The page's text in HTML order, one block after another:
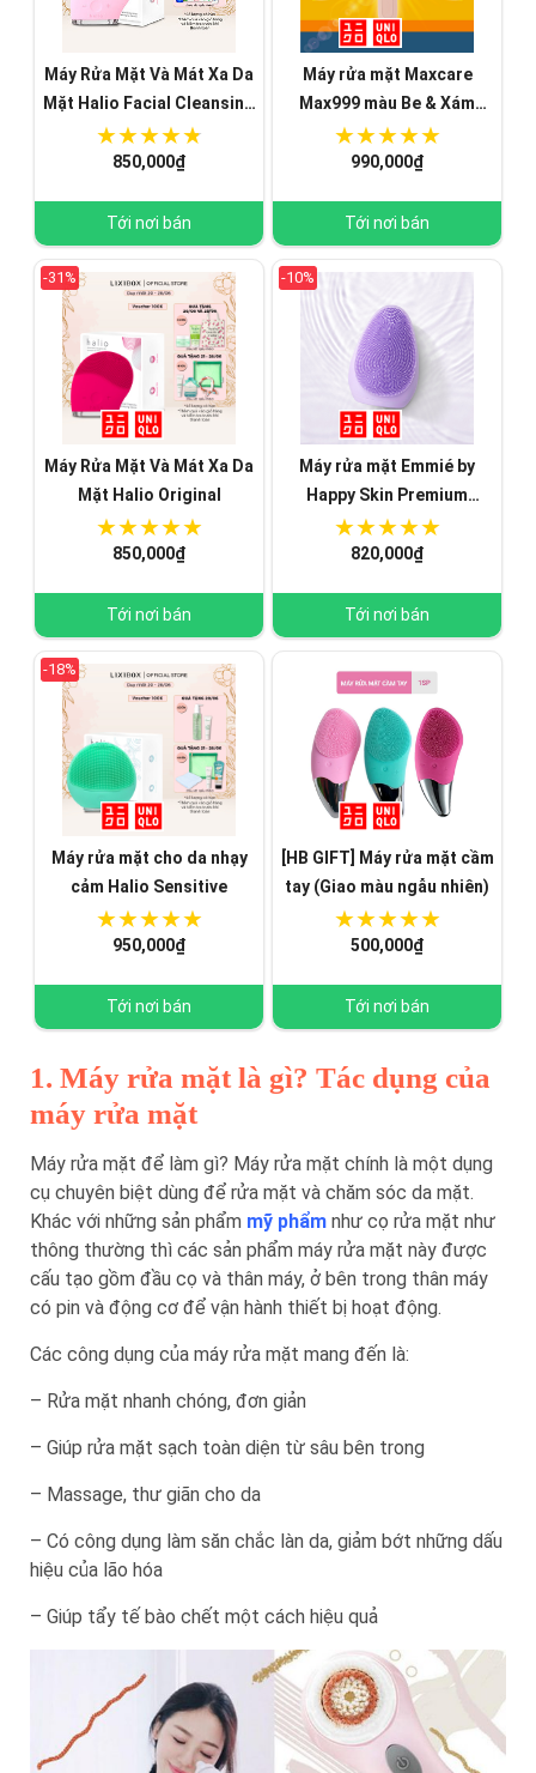
Máy Rửa Mặt Và Mát Xa Da
Mặt Halio Facial Cleansing
& Massaging Device
850,000₫
Tới nơi bán
Máy rửa mặt Maxcare
Max999 màu Be & Xám
(sạch lớp trang điểm - dầu
thừa - bụi bẩn trong 1 phút)
990,000₫
Tới nơi bán
-31%
Máy Rửa Mặt Và Mát Xa Da
Mặt Halio Original
850,000₫
Tới nơi bán
-10%
Máy rửa mặt Emmié by
Happy Skin Premium
Cleansing Brush
820,000₫
Tới nơi bán
-18%
Máy rửa mặt cho da nhạy
cảm Halio Sensitive
950,000₫
Tới nơi bán
[HB GIFT] Máy rửa mặt cầm
tay (Giao màu ngẫu nhiên)
500,000₫
Tới nơi bán
1. Máy rửa mặt là gì? Tác dụng của
máy rửa mặt
Máy rửa mặt để làm gì? Máy rửa mặt chính là một dụng
cụ chuyên biệt dùng để rửa mặt và chăm sóc da mặt.
Khác với những sản phẩm mỹ phẩm như cọ rửa mặt như
thông thường thì các sản phẩm máy rửa mặt này được
cấu tạo gồm đầu cọ và thân máy, ở bên trong thân máy
có pin và động cơ để vận hành thiết bị hoạt động.
Các công dụng của máy rửa mặt mang đến là:
– Rửa mặt nhanh chóng, đơn giản
– Giúp rửa mặt sạch toàn diện từ sâu bên trong
– Massage, thư giãn cho da
– Có công dụng làm săn chắc làn da, giảm bớt những dấu
hiệu của lão hóa
– Giúp tẩy tế bào chết một cách hiệu quả